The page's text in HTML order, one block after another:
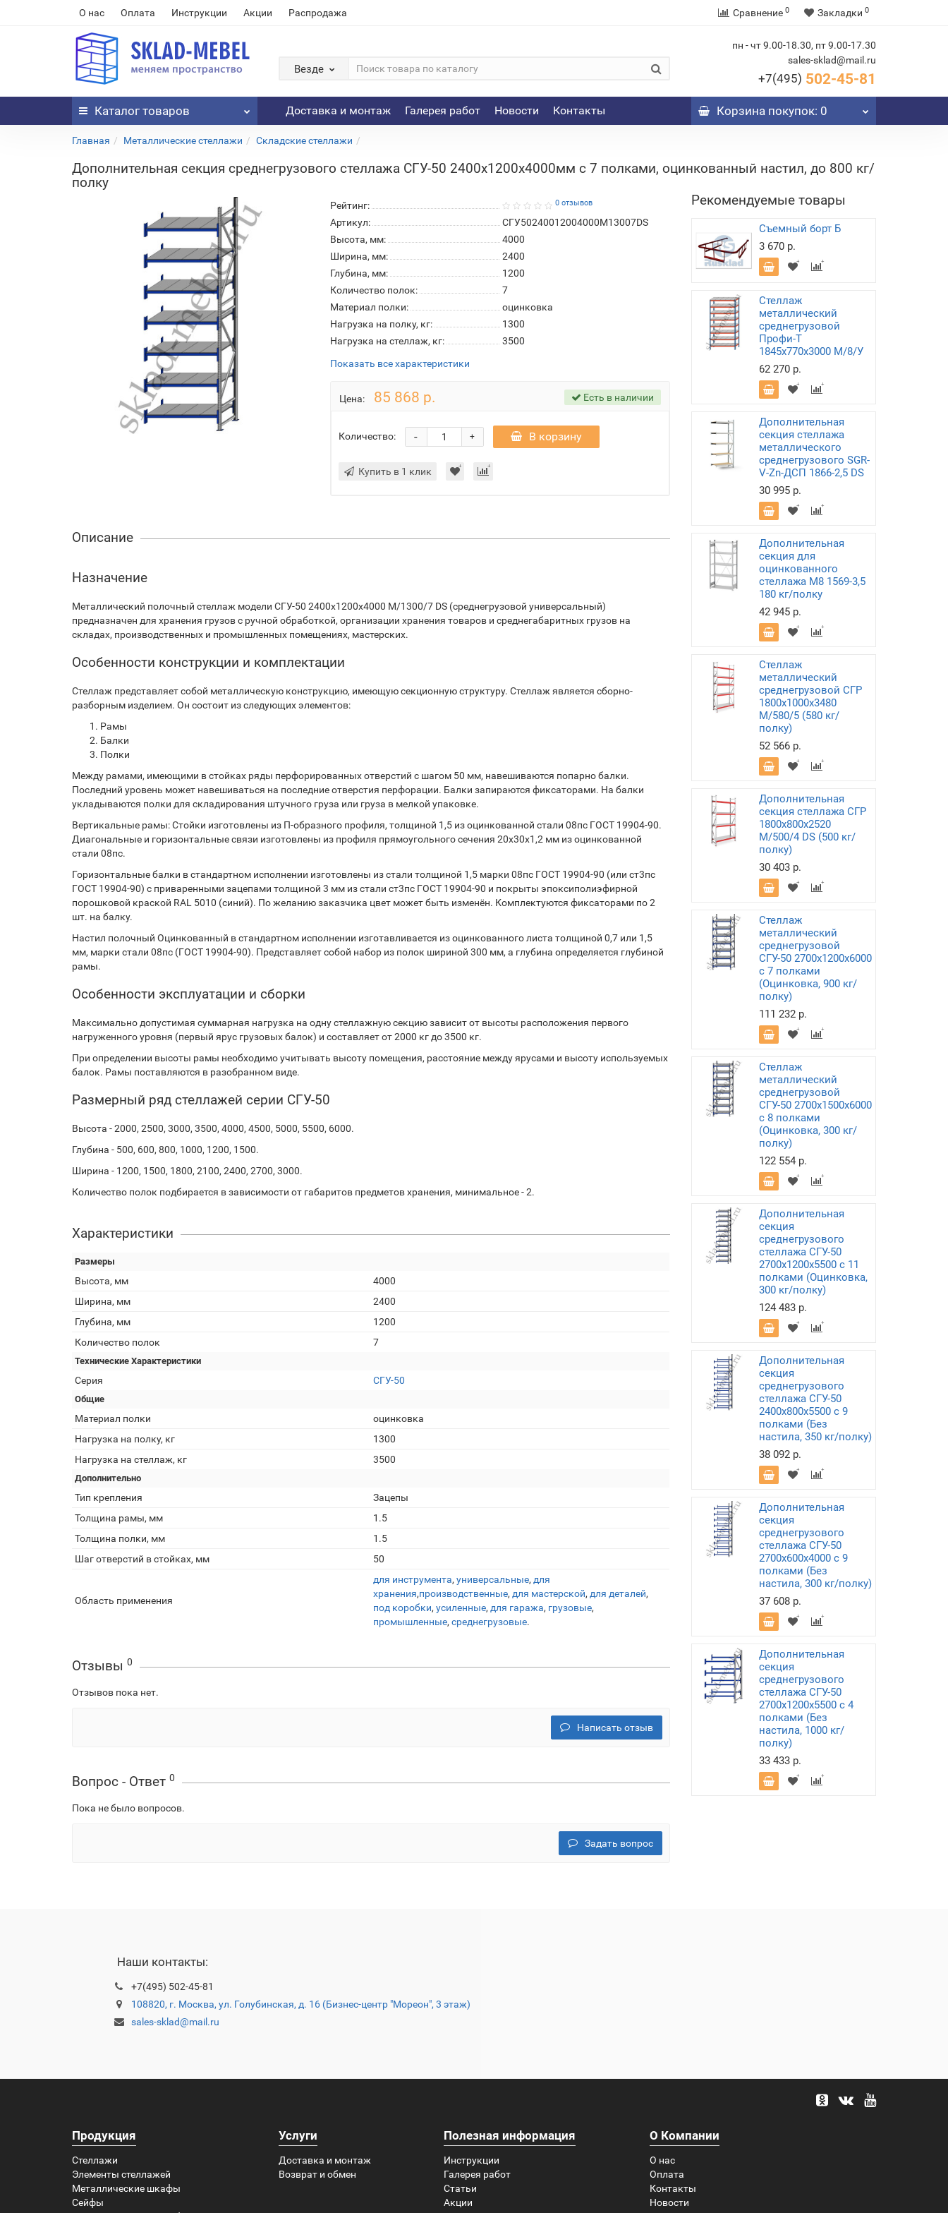
О нас Оплата Инструкции Акции Распродажа Сравнение 0 Закладки 0
Везде
пн - чт 9.00-18.30, пт 9.00-17.30
sales-sklad@mail.ru
+7(495) 502-45-81
Каталог товаров Доставка и монтаж Галерея работ Новости Контакты Корзинапокупок: 0
Главная Металлические стеллажи Складские стеллажи
Дополнительная секция среднегрузового стеллажа СГУ-50 2400х1200х4000мм с 7 полками, оцинкованный настил, до 800 кг/
полку
Рейтинг: 0 отзывов
Артикул:
СГУ50240012004000М13007DS
Высота, мм:
4000
Ширина, мм:
2400
Глубина, мм:
1200
Количество полок:
7
Материал полки:
оцинковка
Нагрузка на полку, кг:
1300
Нагрузка на стеллаж, кг:
3500
Показать все характеристики
Цена: 85 868 р. Есть в наличии
Количество: +
- В корзину
Купить в 1 клик
Описание
Назначение
Металлический полочный стеллаж модели СГУ-50 2400х1200х4000 М/1300/7 DS (среднегрузовой универсальный)
предназначен для хранения грузов с ручной обработкой, организации хранения товаров и среднегабаритных грузов на
складах, производственных и промышленных помещениях, мастерских.
Особенности конструкции и комплектации
Стеллаж представляет собой металлическую конструкцию, имеющую секционную структуру. Стеллаж является сборно-
разборным изделием. Он состоит из следующих элементов:
Рамы
Балки
Полки
Между рамами, имеющими в стойках ряды перфорированных отверстий с шагом 50 мм, навешиваются попарно балки.
Последний уровень может навешиваться на последние отверстия перфорации. Балки запираются фиксаторами. На балки
укладываются полки для складирования штучного груза или груза в мелкой упаковке.
Вертикальные рамы: Стойки изготовлены из П-образного профиля, толщиной 1,5 из оцинкованной стали 08пс ГОСТ 19904-90.
Диагональные и горизонтальные связи изготовлены из профиля прямоугольного сечения 20х30х1,2 мм из оцинкованной
стали 08пс.
Горизонтальные балки в стандартном исполнении изготовлены из стали толщиной 1,5 марки 08пс ГОСТ 19904-90 (или ст3пс
ГОСТ 19904-90) с приваренными зацепами толщиной 3 мм из стали ст3пс ГОСТ 19904-90 и покрыты эпоксиполиэфирной
порошковой краской RAL 5010 (синий). По желанию заказчика цвет может быть изменён. Комплектуются фиксаторами по 2
шт. на балку.
Настил полочный Оцинкованный в стандартном исполнении изготавливается из оцинкованного листа толщиной 0,7 или 1,5
мм, марки стали 08пс (ГОСТ 19904-90). Представляет собой набор из полок шириной 300 мм, а глубина определяется глубиной
рамы.
Особенности эксплуатации и сборки
Максимально допустимая суммарная нагрузка на одну стеллажную секцию зависит от высоты расположения первого
нагруженного уровня (первый ярус грузовых балок) и составляет от 2000 кг до 3500 кг.
При определении высоты рамы необходимо учитывать высоту помещения, расстояние между ярусами и высоту используемых
балок. Рамы поставляются в разобранном виде.
Размерный ряд стеллажей серии СГУ-50
Высота - 2000, 2500, 3000, 3500, 4000, 4500, 5000, 5500, 6000.
Глубина - 500, 600, 800, 1000, 1200, 1500.
Ширина - 1200, 1500, 1800, 2100, 2400, 2700, 3000.
Количество полок подбирается в зависимости от габаритов предметов хранения, минимальное - 2.
Характеристики
Размеры
Высота, мм
4000
Ширина, мм
2400
Глубина, мм
1200
Количество полок
7
Технические Характеристики
Серия СГУ-50
Общие
Материал полки
оцинковка
Нагрузка на полку, кг
1300
Нагрузка на стеллаж, кг
3500
Дополнительно
Тип крепления
Зацепы
Толщина рамы, мм
1.5
Толщина полки, мм
1.5
Шаг отверстий в стойках, мм
50
Область применения
для инструмента, универсальные, для
хранения,производственные, для мастерской, для деталей,
под коробки, усиленные, для гаража, грузовые,
промышленные, среднегрузовые.
Отзывы 0
Отзывов пока нет.
Написать отзыв
Вопрос - Ответ 0
Пока не было вопросов.
Задать вопрос
Рекомендуемые товары
Съемный борт Б
3 670 р.
Стеллаж
металлический
среднегрузовой
Профи-Т
1845х770х3000 M/8/У
62 270 р.
Дополнительная
секция стеллажа
металлического
среднегрузового SGR-
V-Zn-ДСП 1866-2,5 DS
30 995 р.
Дополнительная
секция для
оцинкованного
стеллажа М8 1569-3,5
180 кг/полку
42 945 р.
Стеллаж
металлический
среднегрузовой СГР
1800х1000х3480
M/580/5 (580 кг/
полку)
52 566 р.
Дополнительная
секция стеллажа СГР
1800х800х2520
M/500/4 DS (500 кг/
полку)
30 403 р.
Стеллаж
металлический
среднегрузовой
СГУ-50 2700х1200х6000
с 7 полками
(Оцинковка, 900 кг/
полку)
111 232 р.
Стеллаж
металлический
среднегрузовой
СГУ-50 2700х1500х6000
с 8 полками
(Оцинковка, 300 кг/
полку)
122 554 р.
Дополнительная
секция
среднегрузового
стеллажа СГУ-50
2700х1200х5500 с 11
полками (Оцинковка,
300 кг/полку)
124 483 р.
Дополнительная
секция
среднегрузового
стеллажа СГУ-50
2400х800х5500 с 9
полками (Без
настила, 350 кг/полку)
38 092 р.
Дополнительная
секция
среднегрузового
стеллажа СГУ-50
2700х600х4000 с 9
полками (Без
настила, 300 кг/полку)
37 608 р.
Дополнительная
секция
среднегрузового
стеллажа СГУ-50
2700х1200х5500 с 4
полками (Без
настила, 1000 кг/
полку)
33 433 р.
Наши контакты:
+7(495) 502-45-81
108820, г. Москва, ул. Голубинская, д. 16 (Бизнес-центр "Мореон", 3 этаж)
sales-sklad@mail.ru
Продукция
Стеллажи
Элементы стеллажей
Металлические шкафы
Сейфы
Услуги
Доставка и монтаж
Возврат и обмен
Полезная информация
Инструкции
Галерея работ
Статьи
Акции
О Компании
О нас
Оплата
Контакты
Новости